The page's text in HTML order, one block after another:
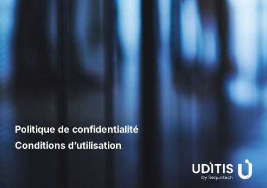
Politique de confidentialité
Conditions d’utilisation